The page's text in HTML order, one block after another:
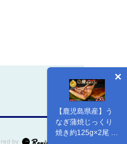
【鹿児島県産】う
なぎ蒲焼じっくり
焼き約125g×2尾 化